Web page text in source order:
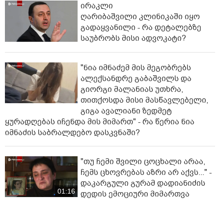
ირაკლი
ღარიბაშვილი კლინიკაში იყო
გადაყვანილი - რა დეტალებზე
საუბრობს მისი ადვოკატი?
"ნია იმნაძემ მის მეგობრებს
ალექსანდრე გაბაშვილს და
გიორგი მალანიას უთხრა,
თითქოსდა მისი მასწავლებელი,
გიგა ავალიანი ზედმეტ
ყურადღებას იჩენდა მის მიმართ" - რა წერია ნია
იმნაძის საბრალდებო დასკვნაში?
01:16
"თუ ჩემი შვილი ცოცხალი არაა,
ჩემს ცხოვრებას აზრი არ აქვს..." -
დაკარგული გურამ დადიანიძის
დედის ემოციური მიმართვა